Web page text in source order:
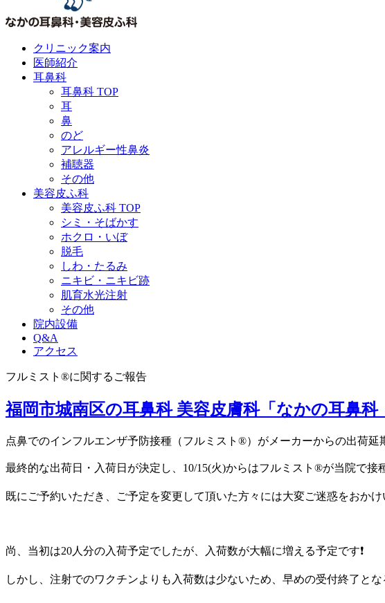
クリニック案内
医師紹介
耳鼻科
耳鼻科 TOP
耳
鼻
のど
アレルギー性鼻炎
補聴器
その他
美容皮ふ科
美容皮ふ科 TOP
シミ・そばかす
ホクロ・いぼ
脱毛
しわ・たるみ
ニキビ・ニキビ跡
肌育水光注射
その他
院内設備
Q&A
アクセス
フルミスト®︎に関するご報告
福岡市城南区の耳鼻科 美容皮膚科「なかの耳鼻科
点鼻でのインフルエンザ予防接種（フルミスト®︎）がメーカーからの出荷
最終的な出荷日・入荷日が決定し、10/15(火)からはフルミスト®︎が当院で接
既にご予約いただき、ご予定を変更して頂いた方々には大変ご迷惑をおか
尚、当初は20人分の入荷予定でしたが、入荷数が大幅に増える予定です❗️
しかし、注射でのワクチンよりも入荷数は少ないため、早めの受付終了と